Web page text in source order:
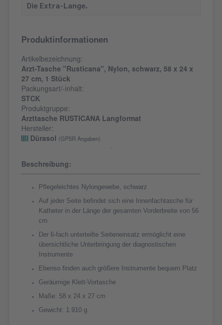
Die Extra-Lange.
Produktinformationen
Artikelbezeichnung:
Arzt-Tasche "Rusticana", Nylon, schwarz, 58 x 24 x
27 cm, 1 Stück
Packungsart/-inhalt:
STCK
Produktgruppe:
Arzttasche RUSTICANA Langformat
Hersteller:
Dürasol
(GPSR Angaben)
Beschreibung:
Pflegeleichtes Nylongewebe, schwarz
Auf jeder Seite befindet sich eine Innenfachtasche für
Katheter in der Länge der gesamten Vorderbreite von 56
cm
Der 6-fach unterteilte Seiteneinsatz ermöglicht eine
übersichtliche Unterbringung der diagnostischen
Instrumente
Ebenso finden auch größere Instrumente bequem Platz
Geräumige Klett-Vortasche
Maße: 58 x 24 x 27 cm
Gewicht: 1.910 g